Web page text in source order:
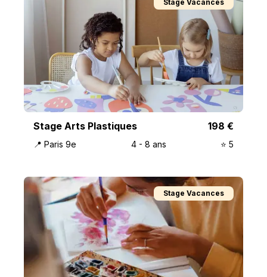
Stage Vacances
Stage Arts Plastiques 198 €
📍 Paris 9e 4- 8 ans ⭐️ 5
Stage Vacances